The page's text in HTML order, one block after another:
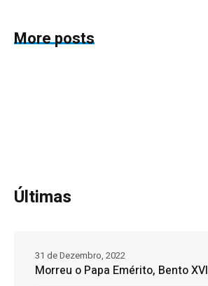
More posts
Últimas
Morreu o Papa Emérito, Bento XVI
31 de Dezembro, 2022